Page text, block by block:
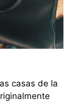
casas de la